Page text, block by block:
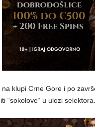
klupi Crne Gore i po
“sokolove“ u ulozi selektora.